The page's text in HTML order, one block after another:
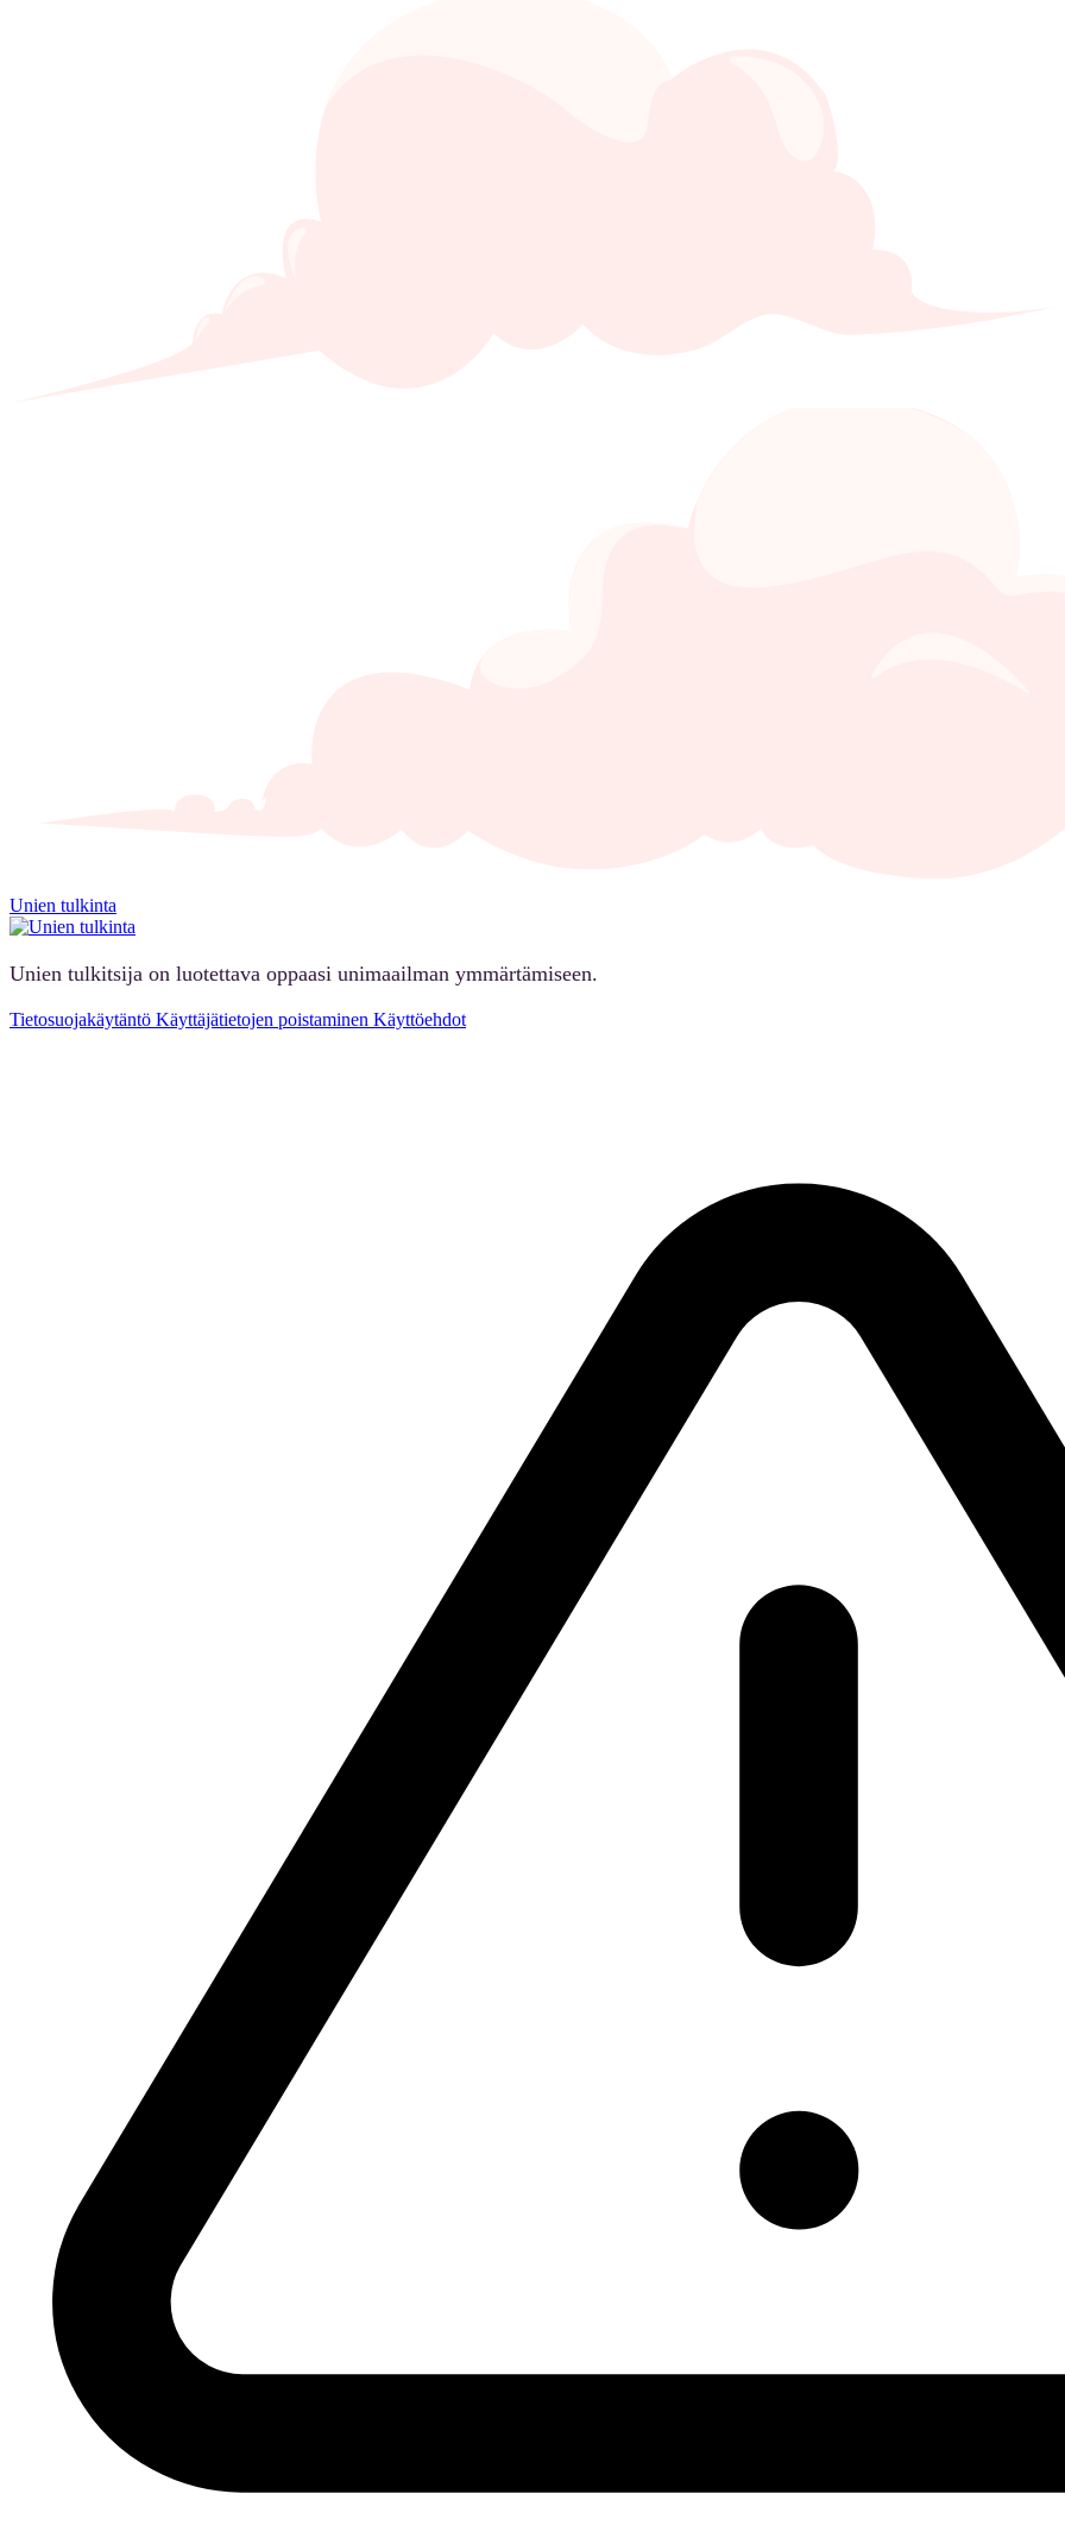
Unien tulkinta
Unien tulkitsija on luotettava oppaasi unimaailman ymmärtämiseen.
Tietosuojakäytäntö Käyttäjätietojen poistaminen Käyttöehdot